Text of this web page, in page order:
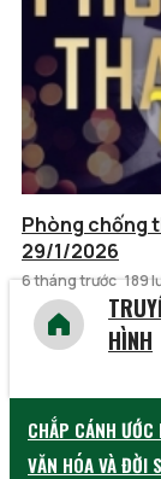
Phòng chống
29/1/2026
6 tháng trước 189
HÌNH
CHẮP CÁNH ƯỚC
VĂN HÓA VÀ ĐỜI